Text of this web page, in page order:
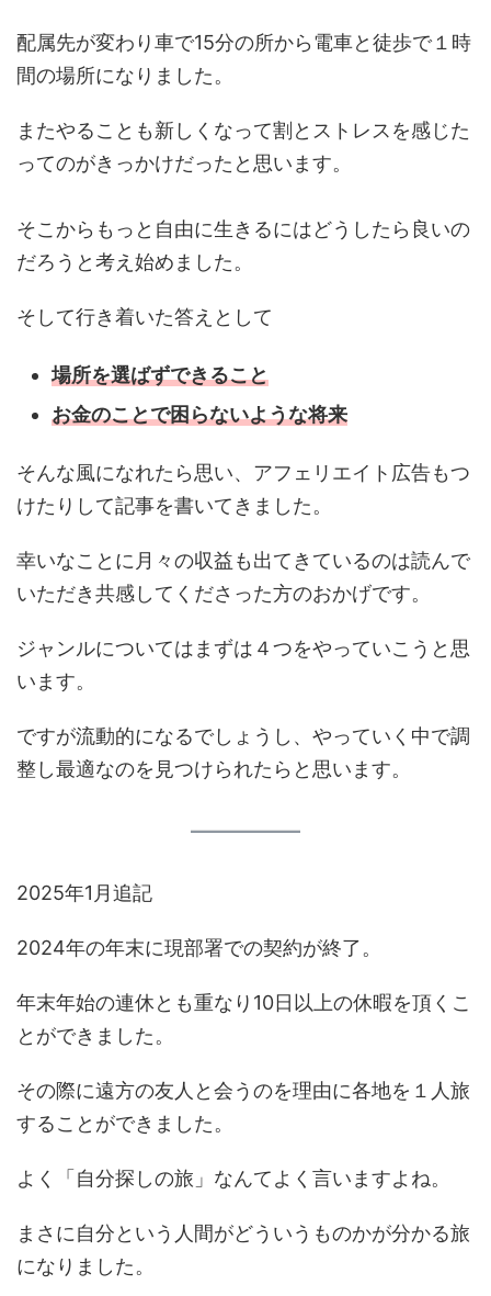
配属先が変わり車で15分の所から電車と徒歩で１時
間の場所になりました。
またやることも新しくなって割とストレスを感じた
ってのがきっかけだったと思います。
そこからもっと自由に生きるにはどうしたら良いの
だろうと考え始めました。
そして行き着いた答えとして
場所を選ばずできること
お金のことで困らないような将来
そんな風になれたら思い、アフェリエイト広告もつ
けたりして記事を書いてきました。
幸いなことに月々の収益も出てきているのは読んで
いただき共感してくださった方のおかげです。
ジャンルについてはまずは４つをやっていこうと思
います。
ですが流動的になるでしょうし、やっていく中で調
整し最適なのを見つけられたらと思います。
2025年1月追記
2024年の年末に現部署での契約が終了。
年末年始の連休とも重なり10日以上の休暇を頂くこ
とができました。
その際に遠方の友人と会うのを理由に各地を１人旅
することができました。
よく「自分探しの旅」なんてよく言いますよね。
まさに自分という人間がどういうものかが分かる旅
になりました。